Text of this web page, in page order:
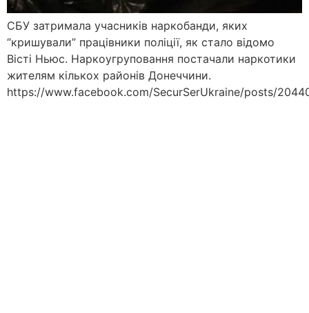
СБУ затримала учасників наркобанди, яких
“кришували” працівники поліції, як стало відомо
Вісті Ньюс. Наркоугруповання постачали наркотики
жителям кількох районів Донеччини.
https://www.facebook.com/SecurSerUkraine/posts/